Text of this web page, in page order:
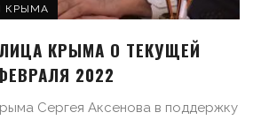
КРЫМА
КРЫМА О ТЕКУЩЕЙ
2022
Сергея Аксенова в поддержку